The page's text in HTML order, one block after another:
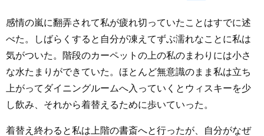
感情の嵐に翻弄されて私が疲れ切っていたことはすでに述
べた。しばらくすると自分が凍えてずぶ濡れなことに私は
気がついた。階段のカーペットの上の私のまわりには小さ
な水たまりができていた。ほとんど無意識のまま私は立ち
上がってダイニングルームへ入っていくとウィスキーを少
し飲み、それから着替えるために歩いていった。
着替え終わると私は上階の書斎へと行ったが、自分がなぜ